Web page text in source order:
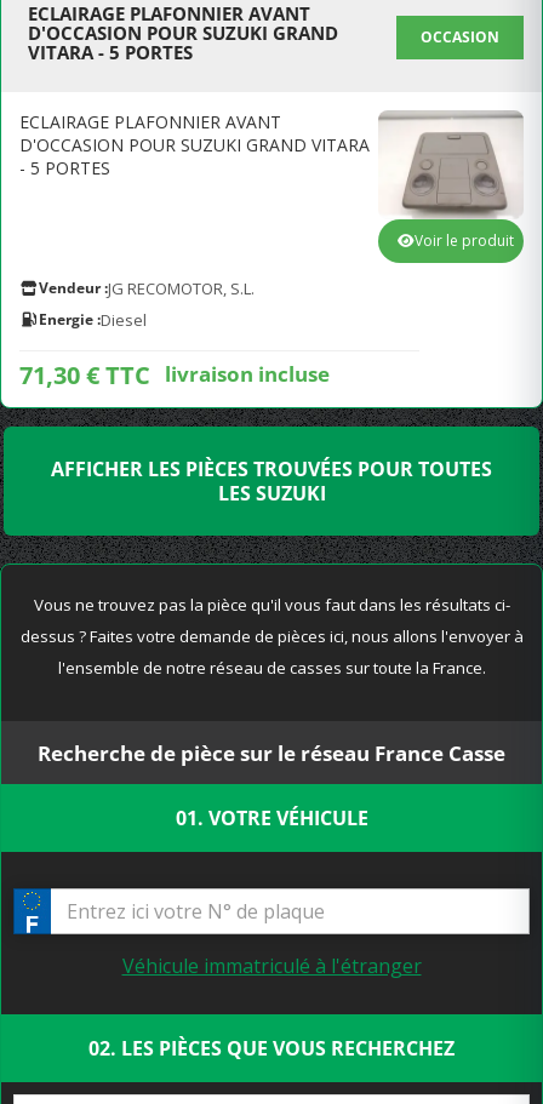
ECLAIRAGE PLAFONNIER AVANT
D'OCCASION POUR SUZUKI GRAND
VITARA - 5 PORTES
OCCASION
ECLAIRAGE PLAFONNIER AVANT
D'OCCASION POUR SUZUKI GRAND VITARA
- 5 PORTES
Vendeur :JG RECOMOTOR, S.L.
Energie :Diesel
71,30 € TTC livraison incluse
Voir le produit
AFFICHER LES PIÈCES TROUVÉES POUR TOUTES
LES SUZUKI
Vous ne trouvez pas la pièce qu'il vous faut dans les résultats ci-
dessus ? Faites votre demande de pièces ici, nous allons l'envoyer à
l'ensemble de notre réseau de casses sur toute la France.
Recherche de pièce sur le réseau France Casse
01. VOTRE VÉHICULE
Véhicule immatriculé à l'étranger
02. LES PIÈCES QUE VOUS RECHERCHEZ